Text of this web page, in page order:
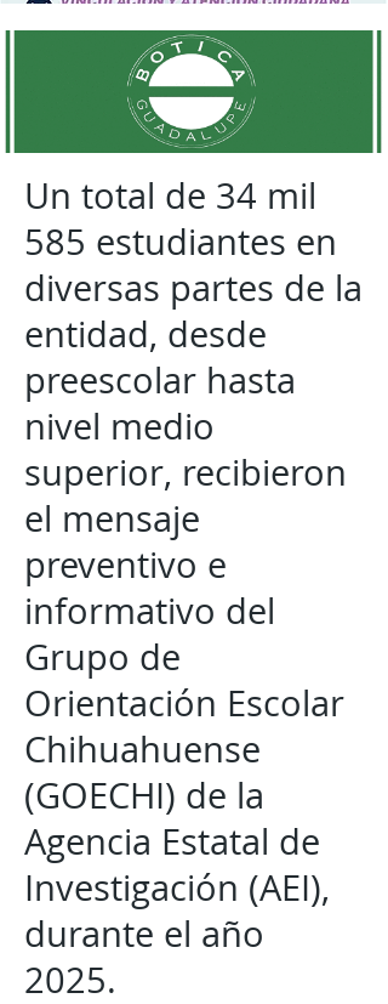
Un total de 34 mil
585 estudiantes en
diversas partes de la
entidad, desde
preescolar hasta
nivel medio
superior, recibieron
el mensaje
preventivo e
informativo del
Grupo de
Orientación Escolar
Chihuahuense
(GOECHI) de la
Agencia Estatal de
Investigación (AEI),
durante el año
2025.